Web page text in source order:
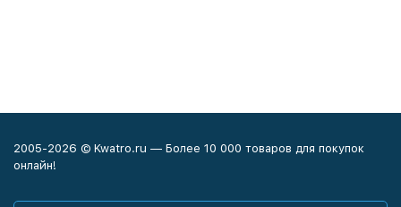
2005-2026 © Kwatro.ru — Более 10 000 товаров для покупок
онлайн!